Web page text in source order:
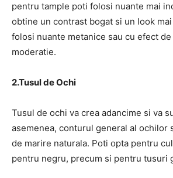
pentru tample poti folosi nuante mai
obtine un contrast bogat si un look
folosi nuante metanice sau cu efect
moderatie.
2.Tusul de Ochi
Tusul de ochi va crea adancime si va
asemenea, conturul general al ochilor
de marire naturala. Poti opta pentru
pentru negru, precum si pentru tusuri